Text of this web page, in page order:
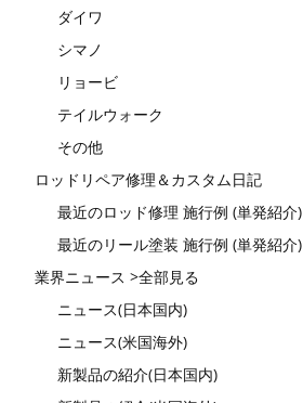
ダイワ
シマノ
リョービ
テイルウォーク
その他
ロッドリペア修理＆カスタム日記
最近のロッド修理 施行例 (単発紹介)
最近のリール塗装 施行例 (単発紹介)
業界ニュース >全部見る
ニュース(日本国内)
ニュース(米国海外)
新製品の紹介(日本国内)